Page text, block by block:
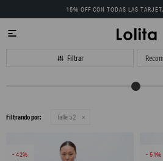
15% OFF CON TODAS LAS

Filtrando por: Talle 52
42 51